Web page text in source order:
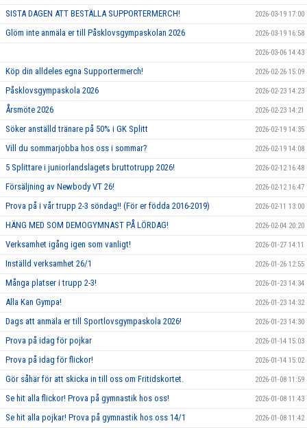
SISTA DAGEN ATT BESTÄLLA SUPPORTERMERCH! 2026-03-19 17:00
Glöm inte anmäla er till Påsklovsgympaskolan 2026 2026-03-19 16:58
2026-03-06 14:43
Köp din alldeles egna Supportermerch! 2026-02-26 15:09
Påsklovsgympaskola 2026 2026-02-23 14:23
Årsmöte 2026 2026-02-23 14:21
Söker anställd tränare på 50% i GK Splitt 2026-02-19 14:35
Vill du sommarjobba hos oss i sommar? 2026-02-19 14:08
5 Splittare i juniorlandslagets bruttotrupp 2026! 2026-02-12 16:48
Försäljning av Newbody VT 26! 2026-02-12 16:47
Prova på i vår trupp 2-3 söndag!! (För er födda 2016-2019) 2026-02-11 13:00
HÄNG MED SOM DEMOGYMNAST PÅ LÖRDAG! 2026-02-04 20:20
Verksamhet igång igen som vanligt! 2026-01-27 14:11
Inställd verksamhet 26/1 2026-01-26 12:55
Många platser i trupp 2-3! 2026-01-23 14:34
Alla Kan Gympa! 2026-01-23 14:32
Dags att anmäla er till Sportlovsgympaskola 2026! 2026-01-23 14:30
Prova på idag för pojkar 2026-01-14 15:03
Prova på idag för flickor! 2026-01-14 15:02
Gör såhär för att skicka in till oss om Fritidskortet. 2026-01-08 11:59
Se hit alla flickor! Prova på gymnastik hos oss! 2026-01-08 11:43
Se hit alla pojkar! Prova på gymnastik hos oss 14/1 2026-01-08 11:42